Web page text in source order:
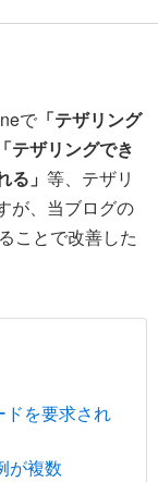
で 「テザリング
「テザリングでき
」 等、テザリ
が、当ブログの
ことで改善した
ドを要求され
が複数